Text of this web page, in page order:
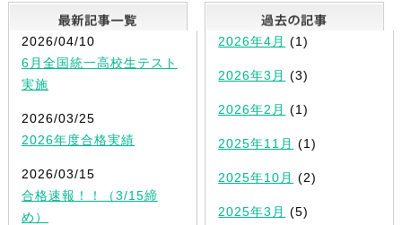
最新記事一覧
2026/04/10
6月全国統一高校生テスト
実施
2026/03/25
2026年度合格実績
2026/03/15
合格速報！！（3/15締
め）
2026年4月 (1)
2026年3月 (3)
2026年2月 (1)
2025年11月 (1)
2025年10月 (2)
2025年3月 (5)